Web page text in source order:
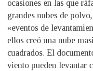
ocasiones en las que
grandes nubes de
«eventos de
ellos creó una nube
cuadrados. El
viento pueden levantar